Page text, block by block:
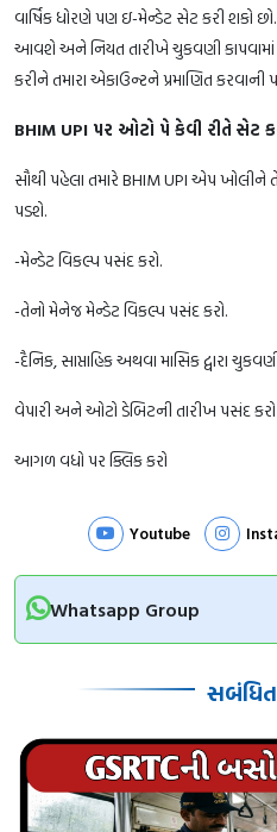
વાર્ષિક ધોરણે પણ ઇ-મેન્ડેટ સેટ કરી શકો
આવશે અને નિયત તારીખે ચુકવણી કાપવામાં
કરીને તમારા એકાઉન્ટને પ્રમાણિત
BHIM UPI પર ઓટો પે કેવી રીતે સેટ
સૌથી પહેલા તમારે BHIM UPI એપ
પડશે.
-મેન્ડેટ વિકલ્પ પસંદ કરો.
-તેનો મેનેજ મેન્ડેટ વિકલ્પ પસંદ કરો.
-દૈનિક, સાપ્તાહિક અથવા માસિક દ્વારા
વેપારી અને ઓટો ડેબિટની તારીખ પસંદ કરો
આગળ વધો પર ક્લિક કરો
Youtube
Whatsapp Group
સબંધિત